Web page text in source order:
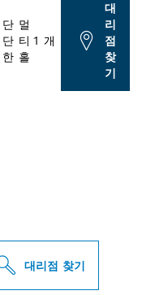
단
단
한
멀
티
홀
1 개
대
리
점
찾
기
대리점 찾기